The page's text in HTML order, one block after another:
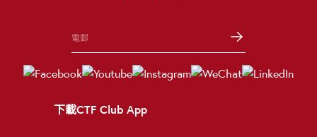
下載CTF Club App